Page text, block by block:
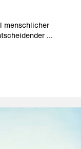
menschlicher
...